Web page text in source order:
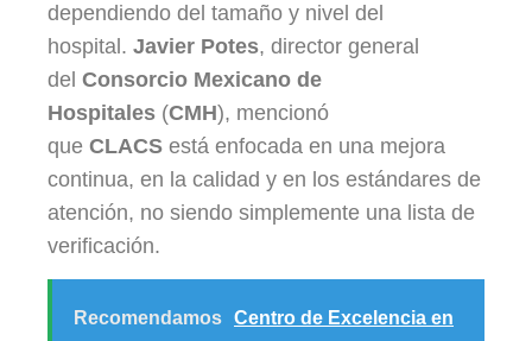
dependiendo del tamaño y nivel del
hospital. Javier Potes, director general
del Consorcio Mexicano de
Hospitales (CMH), mencionó
que CLACS está enfocada en una mejora
continua, en la calidad y en los estándares de
atención, no siendo simplemente una lista de
verificación.
Recomendamos Centro de Excelencia en